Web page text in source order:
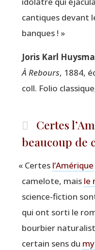
can­tiques devant
banques ! »
Joris Karl
À Rebours, 1884,
coll. Folio
Certes
beaucoup de
« Certes l’A­mé­rique
came­lote, mais le
science-fic­tion
qui ont sor­ti le
bour­bier
cer­tain sens du